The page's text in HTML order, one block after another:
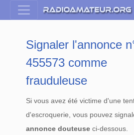
Signaler l'annonce
455573 comme
frauduleuse
Si vous avez été victime d'une
d'escroquerie, vous pouvez
annonce douteuse ci-dessous.